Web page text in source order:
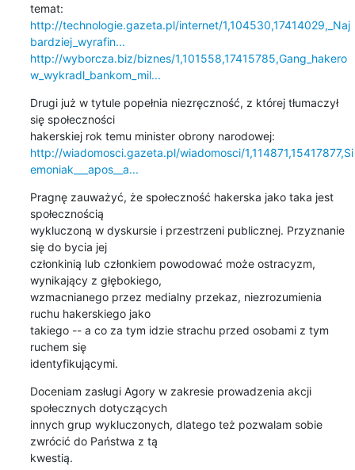
http://technologie.gazeta.pl/internet/1,104530,17414029,_Naj
bardziej_wyrafin...
http://wyborcza.biz/biznes/1,101558,17415785,Gang_hakero
w_wykradl_bankom_mil...
Drugi już w tytule popełnia niezręczność, z której tłumaczył
się społeczności
http://wiadomosci.gazeta.pl/wiadomosci/1,114871,15417877,Si
emoniak___apos__a...
Pragnę zauważyć, że społeczność hakerska jako taka jest
społecznością
wykluczoną w dyskursie i przestrzeni publicznej. Przyznanie
się do bycia jej
członkinią lub członkiem powodować może ostracyzm,
wynikający z głębokiego,
wzmacnianego przez medialny przekaz, niezrozumienia
ruchu hakerskiego jako
takiego -- a co za tym idzie strachu przed osobami z tym
ruchem się
identyfikującymi.
Doceniam zasługi Agory w zakresie prowadzenia akcji
społecznych dotyczących
innych grup wykluczonych, dlatego też pozwalam sobie
zwrócić do Państwa z tą
kwestią.